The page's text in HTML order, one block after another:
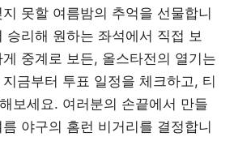
못할 여름밤의 추억을 선물합니
승리해 원하는 좌석에서 직접 보
중계로 보든, 올스타전의 열기는
금부터 투표 일정을 체크하고, 티
보세요. 여러분의 손끝에서 만들
야구의 홈런 비거리를 결정합니